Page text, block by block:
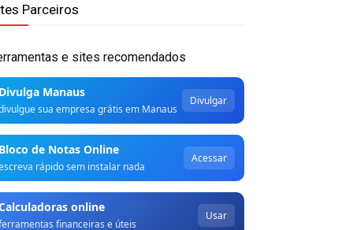
Parceiros
e sites recomendados
Manaus
sua empresa grátis em Manaus
Divulgar
de Notas Online
rápido sem instalar nada
Acessar
online
financeiras e úteis
Usar